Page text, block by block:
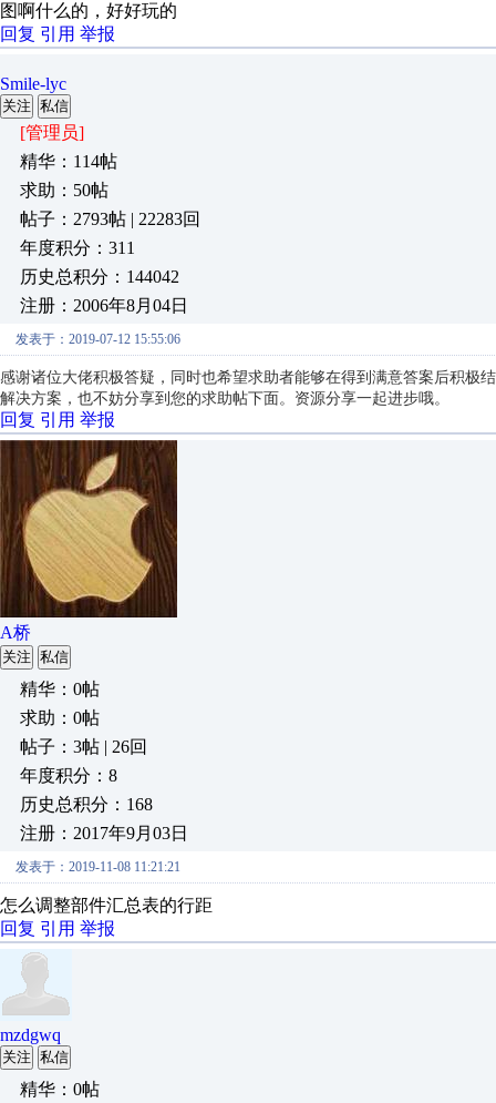
图啊什么的，好好玩的
回复 引用 举报
Smile-lyc
关注 私信
[管理员]
精华：114帖
求助：50帖
帖子：2793帖 | 22283回
年度积分：311
历史总积分：144042
注册：2006年8月04日
发表于：2019-07-12 15:55:06
感谢诸位大佬积极答疑，同时也希望求助者能够在得到满意答案后积极
解决方案，也不妨分享到您的求助帖下面。资源分享一起进步哦。
回复 引用 举报
A桥
关注 私信
精华：0帖
求助：0帖
帖子：3帖 | 26回
年度积分：8
历史总积分：168
注册：2017年9月03日
发表于：2019-11-08 11:21:21
怎么调整部件汇总表的行距
回复 引用 举报
mzdgwq
关注 私信
精华：0帖